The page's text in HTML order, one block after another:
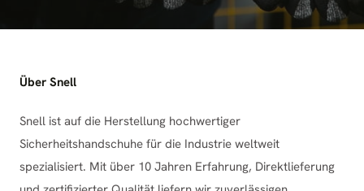
Über Snell
Snell ist auf die Herstellung hochwertiger
Sicherheitshandschuhe für die Industrie weltweit
spezialisiert. Mit über 10 Jahren Erfahrung, Direktlieferung